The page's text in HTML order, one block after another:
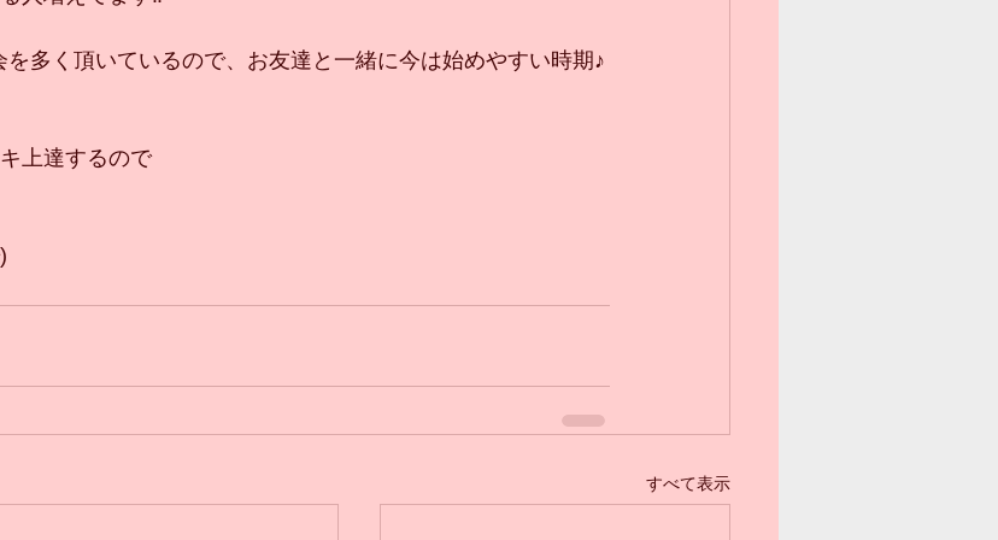
多く頂いているので、お友達と一緒に今は始めやすい時期♪
上達するので
すべて表示